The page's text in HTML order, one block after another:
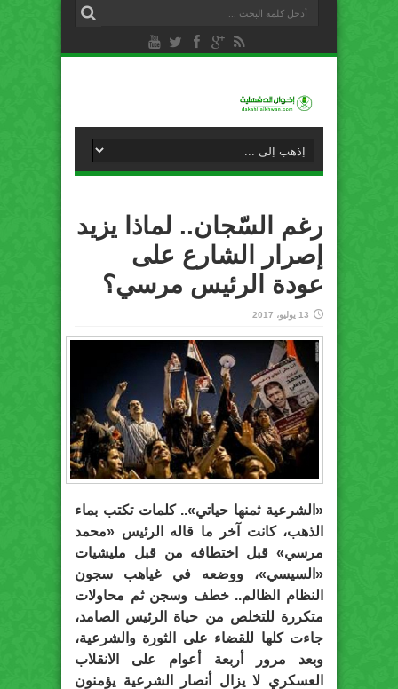
رغم السّجان.. لماذا يزيد
إصرار الشارع على
عودة الرئيس مرسي؟
13 يوليو، 2017
«الشرعية ثمنها حياتي».. كلمات تكتب بماء
الذهب، كانت آخر ما قاله الرئيس «محمد
مرسي» قبل اختطافه من قبل مليشيات
«السيسي»، ووضعه في غياهب سجون
النظام الظالم.. خطف وسجن ثم محاولات
متكررة للتخلص من حياة الرئيس الصامد،
جاءت كلها للقضاء على الثورة والشرعية،
وبعد مرور أربعة أعوام على الانقلاب
العسكري لا يزال أنصار الشرعية يؤمنون